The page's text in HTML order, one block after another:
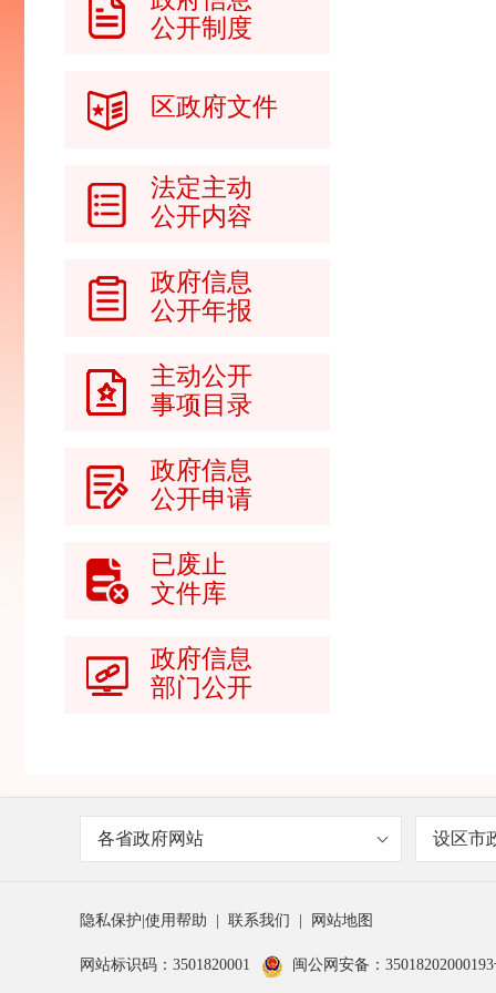
公开制度
区政府文件
法定主动
公开内容
政府信息
公开年报
主动公开
事项目录
政府信息
公开申请
已废止
文件库
政府信息
部门公开
各省政府网站 设区市
隐私保护 使用帮助 联系我们 网站地图
网站标识码：3501820001 闽公网安备：